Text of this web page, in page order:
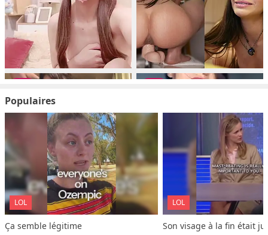
Populaires
LOL
Ça semble légitime
LOL
Son visage à la fin était